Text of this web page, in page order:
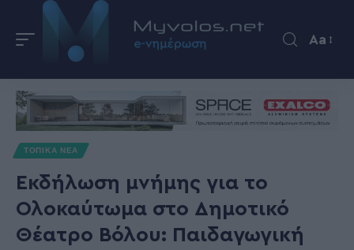
Aa
ΤΟΠΙΚΑ ΝΕΑ
Εκδήλωση μνήμης για το
Ολοκαύτωμα στο Δημοτικό
Θέατρο Βόλου: Παιδαγωγική